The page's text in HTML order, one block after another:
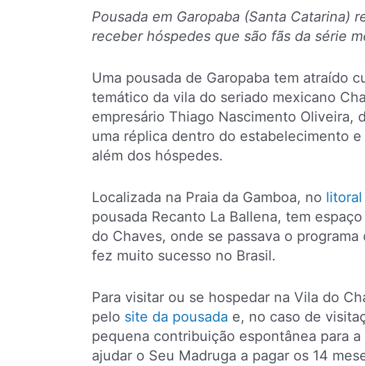
Pousada em Garopaba (Santa Catarina)
receber hóspedes que são fãs da série
Uma pousada de Garopaba tem atraído
temático da vila do seriado mexicano
empresário Thiago Nascimento Oliveira,
uma réplica dentro do estabelecimento
além dos hóspedes.
Localizada na Praia da Gamboa, no
pousada Recanto La Ballena, tem
do Chaves, onde se passava o
fez muito sucesso no Brasil.
Para visitar ou se hospedar na Vila do
pelo site da pousada e, no caso de
pequena contribuição espontânea para
ajudar o Seu Madruga a pagar os 14